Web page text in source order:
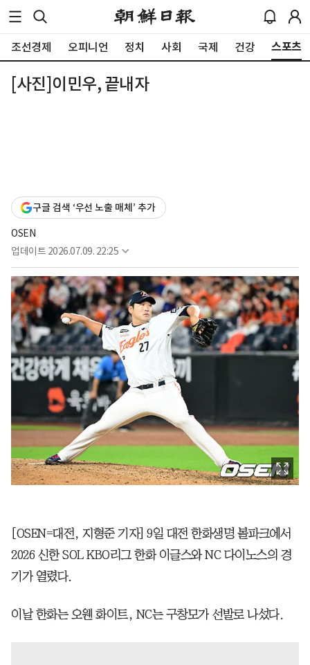
조선경제 오피니언 정치 사회 국제 건강 스포츠
[사진]이민우, 끝내자
구글 검색 ‘우선 노출 매체’ 추가
OSEN
업데이트 2026.07.09. 22:25
[OSEN=대전, 지형준 기자] 9일 대전 한화생명 볼파크에서
2026 신한 SOL KBO리그 한화 이글스와 NC 다이노스의 경
기가 열렸다.
이날 한화는 오웬 화이트, NC는 구창모가 선발로 나섰다.